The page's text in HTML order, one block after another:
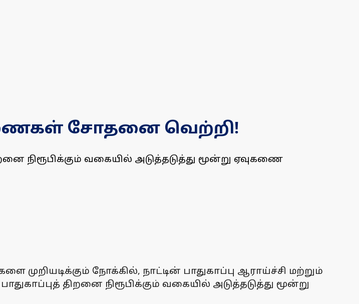
சோதனை வெற்றி!
நிரூபிக்கும் வகையில் அடுத்தடுத்து மூன்று ஏவுகணை
நோக்கில், நாட்டின் பாதுகாப்பு ஆராய்ச்சி மற்றும்
திறனை நிரூபிக்கும் வகையில் அடுத்தடுத்து மூன்று